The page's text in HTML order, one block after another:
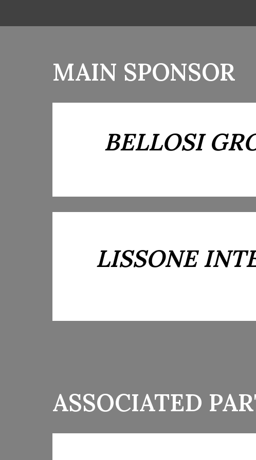
MAIN SPONSOR
BELLOSI
LISSONE
ASSOCIATED